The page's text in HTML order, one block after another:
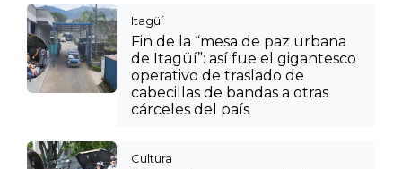
Itagüí
Fin de la “mesa de paz urbana
de Itagüí”: así fue el gigantesco
operativo de traslado de
cabecillas de bandas a otras
cárceles del país
Cultura